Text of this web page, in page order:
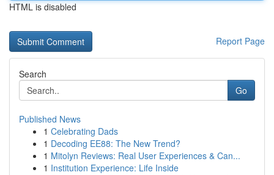
HTML is disabled
Report Page
Search
Go
Published News
1 Celebrating Dads
1 Decoding EE88: The New Trend?
1 Mitolyn Reviews: Real User Experiences & Can...
1 Institution Experience: Life Inside